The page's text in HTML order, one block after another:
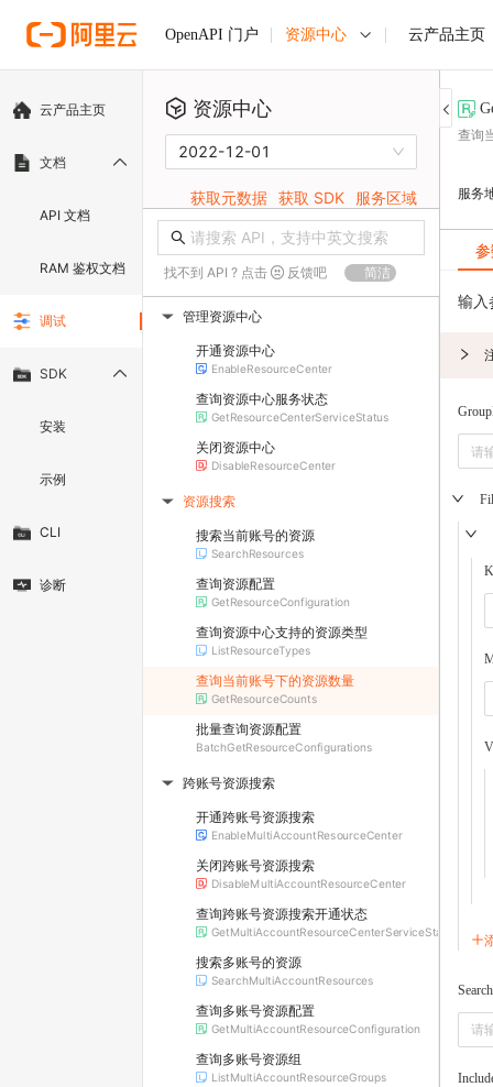
OpenAPI 门户 资源中心 云产品主页
云产品主页
文档
API 文档
RAM 鉴权文档
调试
SDK
安装
示例
CLI
诊断
资源中心
2022-12-01
获取元数据 获取 SDK 服务区域
找不到 API ? 点击 反馈吧 简洁
▶ 管理资源中心
开通资源中心
EnableResourceCenter
查询资源中心服务状态
GetResourceCenterServiceStatus
关闭资源中心
DisableResourceCenter
▶ 资源搜索
搜索当前账号的资源
SearchResources
查询资源配置
GetResourceConfiguration
查询资源中心支持的资源类型
ListResourceTypes
查询当前账号下的资源数量
GetResourceCounts
批量查询资源配置
BatchGetResourceConfigurations
▶ 跨账号资源搜索
开通跨账号资源搜索
EnableMultiAccountResourceCenter
关闭跨账号资源搜索
DisableMultiAccountResourceCenter
查询跨账号资源搜索开通状态
GetMultiAccountResourceCenterServiceStatus
搜索多账号的资源
SearchMultiAccountResources
查询多账号资源配置
GetMultiAccountResourceConfiguration
查询多账号资源组
ListMultiAccountResourceGroups
查询
服务
输入